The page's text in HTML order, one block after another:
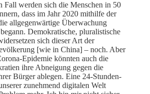
Fall werden sich die Menschen in 50
dass im Jahr 2020 mithilfe der
allgegenwärtige Überwachung
Demokratische, pluralistische
sich dieser Art der
[wie in China] – noch. Aber
Epidemie könnten auch die
ihre Abneigung gegen die
Bürger ablegen. Eine 24-Stunden-
zunehmend digitalen Welt